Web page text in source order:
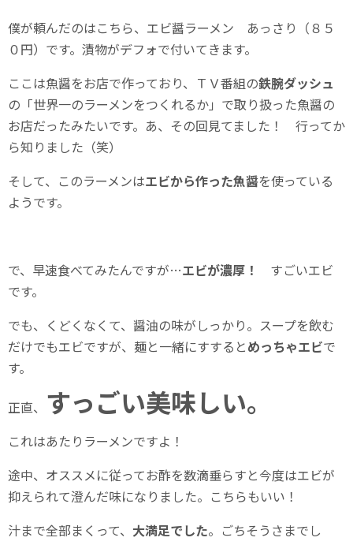
僕が頼んだのはこちら、エビ醤ラーメン あっさり（８５
０円）です。漬物がデフォで付いてきます。
ここは魚醤をお店で作っており、ＴＶ番組の鉄腕ダッシュ
の「世界一のラーメンをつくれるか」で取り扱った魚醤の
お店だったみたいです。あ、その回見てました！ 行ってか
ら知りました（笑）
そして、このラーメンはエビから作った魚醤を使っている
ようです。
で、早速食べてみたんですが…エビが濃厚！
すごいエビ
です。
でも、くどくなくて、醤油の味がしっかり。スープを飲む
だけでもエビですが、麺と一緒にすするとめっちゃエビで
す。
正直、 すっごい美味しい。
これはあたりラーメンですよ！
途中、オススメに従ってお酢を数滴垂らすと今度はエビが
抑えられて澄んだ味になりました。こちらもいい！
汁まで全部まくって、 大満足でした。ごちそうさまでし